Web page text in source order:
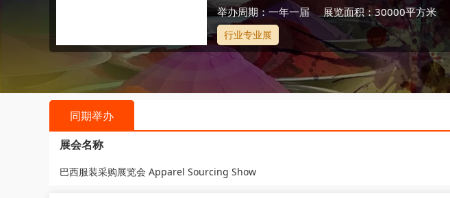
举办周期：一年一届
展览面积：30000平方米
行业专业展
同期举办
展会名称
巴西服装采购展览会 Apparel Sourcing Show